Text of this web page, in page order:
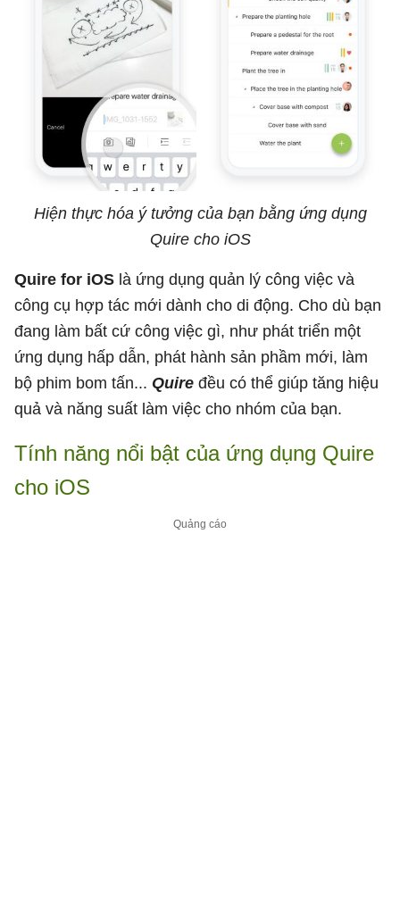
Hiện thực hóa ý tưởng của bạn bằng ứng dụng
Quire cho iOS
Quire for iOS là ứng dụng quản lý công việc và
công cụ hợp tác mới dành cho di động. Cho dù bạn
đang làm bất cứ công việc gì, như phát triển một
ứng dụng hấp dẫn, phát hành sản phầm mới, làm
bộ phim bom tấn... Quire đều có thể giúp tăng hiệu
quả và năng suất làm việc cho nhóm của bạn.
Tính năng nổi bật của ứng dụng Quire
cho iOS